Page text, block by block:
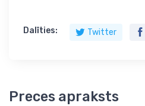
Dalīties: Twitter
Preces apraksts